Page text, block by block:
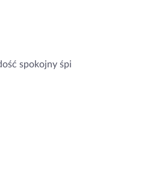
spokojny śpi